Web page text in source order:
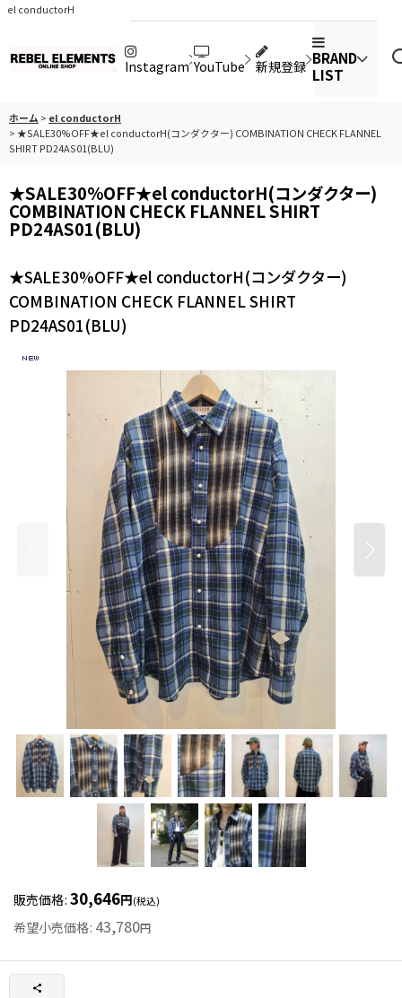
el conductorH
Instagram YouTube 新規登録 BRAND
LIST
ホーム > el conductorH
>★SALE30%OFF★el conductorH(コンダクター) COMBINATION CHECK FLANNEL
SHIRT PD24AS01(BLU)
★SALE30%OFF★el conductorH(コンダクター)
COMBINATION CHECK FLANNEL SHIRT
PD24AS01(BLU)
★SALE30%OFF★el conductorH(コンダクター)
COMBINATION CHECK FLANNEL SHIRT
PD24AS01(BLU)
販売価格: 30,646円(税込)
希望小売価格: 43,780円